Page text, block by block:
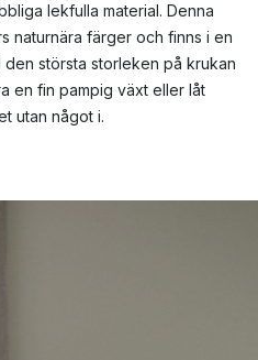
lekfulla material. Denna
naturnära färger och finns i en
största storleken på krukan
en fin pampig växt eller låt
utan något i.